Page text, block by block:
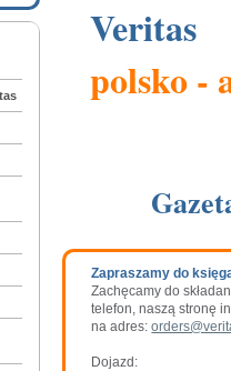
Veritas
polsko -
Zapraszamy do
Zachęcamy do
telefon, naszą stronę
na adres:
Dojazd: